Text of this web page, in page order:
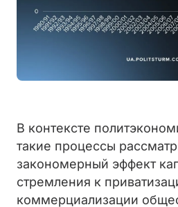
В контексте
такие процессы
закономерный эффект
стремления к
коммерциализации